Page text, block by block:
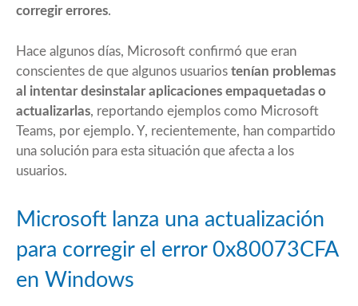
corregir errores.
Hace algunos días, Microsoft confirmó que eran
conscientes de que algunos usuarios tenían problemas
al intentar desinstalar aplicaciones empaquetadas o
actualizarlas, reportando ejemplos como Microsoft
Teams, por ejemplo. Y, recientemente, han compartido
una solución para esta situación que afecta a los
usuarios.
Microsoft lanza una actualización
para corregir el error 0x80073CFA
en Windows